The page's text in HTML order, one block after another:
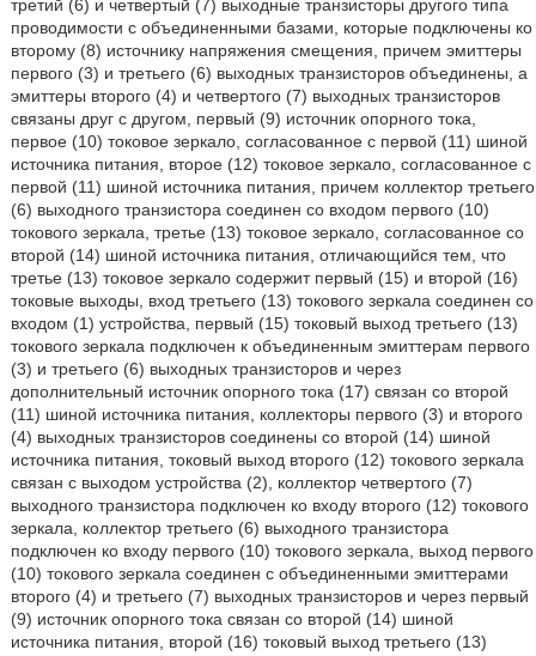
третий (6) и четвертый (7) выходные транзисторы другого типа
проводимости с объединенными базами, которые подключены ко
второму (8) источнику напряжения смещения, причем эмиттеры
первого (3) и третьего (6) выходных транзисторов объединены, а
эмиттеры второго (4) и четвертого (7) выходных транзисторов
связаны друг с другом, первый (9) источник опорного тока,
первое (10) токовое зеркало, согласованное с первой (11) шиной
источника питания, второе (12) токовое зеркало, согласованное с
первой (11) шиной источника питания, причем коллектор третьего
(6) выходного транзистора соединен со входом первого (10)
токового зеркала, третье (13) токовое зеркало, согласованное со
второй (14) шиной источника питания, отличающийся тем, что
третье (13) токовое зеркало содержит первый (15) и второй (16)
токовые выходы, вход третьего (13) токового зеркала соединен со
входом (1) устройства, первый (15) токовый выход третьего (13)
токового зеркала подключен к объединенным эмиттерам первого
(3) и третьего (6) выходных транзисторов и через
дополнительный источник опорного тока (17) связан со второй
(11) шиной источника питания, коллекторы первого (3) и второго
(4) выходных транзисторов соединены со второй (14) шиной
источника питания, токовый выход второго (12) токового зеркала
связан с выходом устройства (2), коллектор четвертого (7)
выходного транзистора подключен ко входу второго (12) токового
зеркала, коллектор третьего (6) выходного транзистора
подключен ко входу первого (10) токового зеркала, выход первого
(10) токового зеркала соединен с объединенными эмиттерами
второго (4) и третьего (7) выходных транзисторов и через первый
(9) источник опорного тока связан со второй (14) шиной
источника питания, второй (16) токовый выход третьего (13)